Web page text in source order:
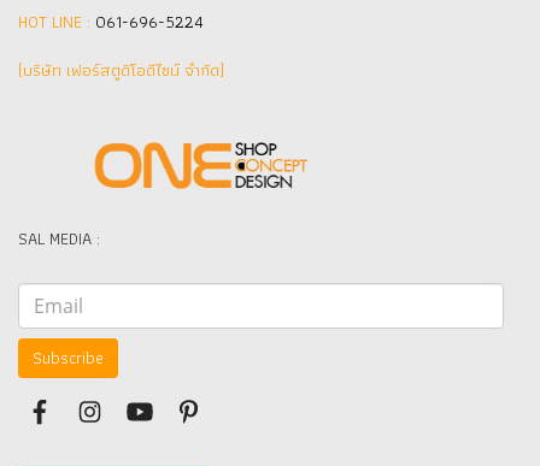
HOT LINE : 061-696-5224
(บริษัท เฟอร์สตูดิโอดีไซน์ จำกัด]
SAL MEDIA :
Subscribe